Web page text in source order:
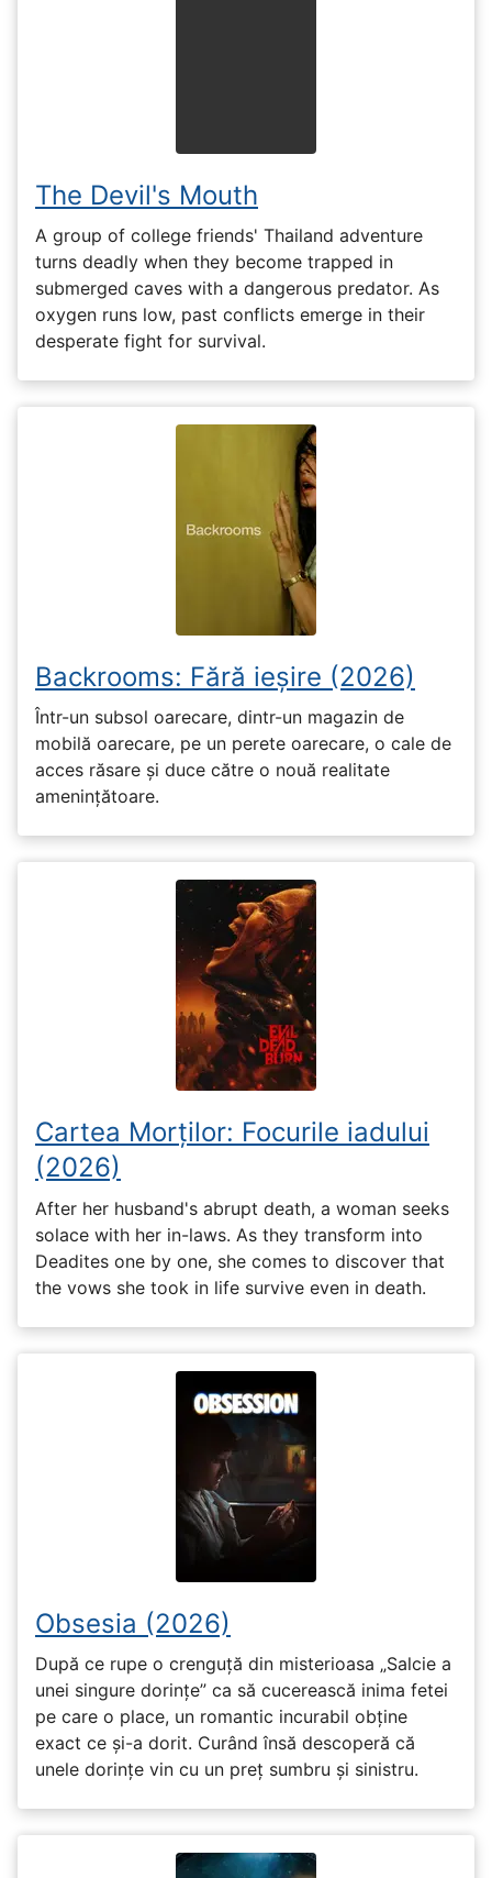
The Devil's Mouth
A group of college friends' Thailand adventure
turns deadly when they become trapped in
submerged caves with a dangerous predator. As
oxygen runs low, past conflicts emerge in their
desperate fight for survival.
Backrooms: Fără ieșire (2026)
Într-un subsol oarecare, dintr-un magazin de
mobilă oarecare, pe un perete oarecare, o cale de
acces răsare și duce către o nouă realitate
amenințătoare.
Cartea Morților: Focurile iadului
(2026)
After her husband's abrupt death, a woman seeks
solace with her in-laws. As they transform into
Deadites one by one, she comes to discover that
the vows she took in life survive even in death.
Obsesia (2026)
După ce rupe o crenguță din misterioasa „Salcie a
unei singure dorințe” ca să cucerească inima fetei
pe care o place, un romantic incurabil obține
exact ce și-a dorit. Curând însă descoperă că
unele dorințe vin cu un preț sumbru și sinistru.